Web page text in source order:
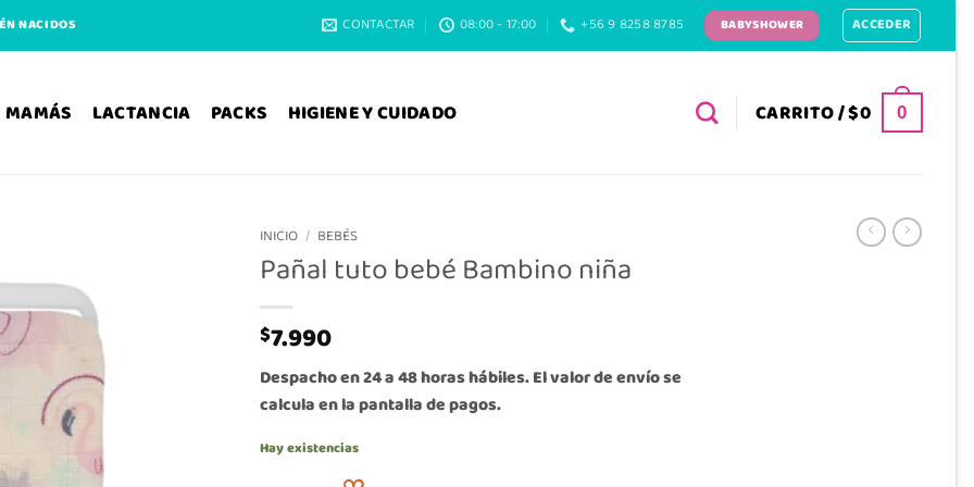
NACIDOS CONTACTAR 08:00 - 17:00 +56 9 8258 8785 BABYSHOWER ACCEDER
MAMÁS LACTANCIA PACKS HIGIENE Y CUIDADO CARRITO /$0 0
INICIO / BEBÉS
Pañal tuto bebé Bambino niña
$7.990
Despacho en 24 a 48 horas hábiles. El valor de envío se
calcula en la pantalla de pagos.
Hay existencias